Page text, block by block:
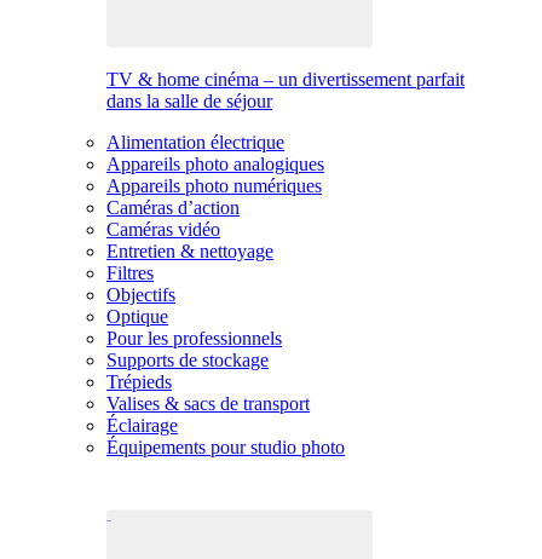
TV & home cinéma – un divertissement parfait
dans la salle de séjour
Alimentation électrique
Appareils photo analogiques
Appareils photo numériques
Caméras d’action
Caméras vidéo
Entretien & nettoyage
Filtres
Objectifs
Optique
Pour les professionnels
Supports de stockage
Trépieds
Valises & sacs de transport
Éclairage
Équipements pour studio photo